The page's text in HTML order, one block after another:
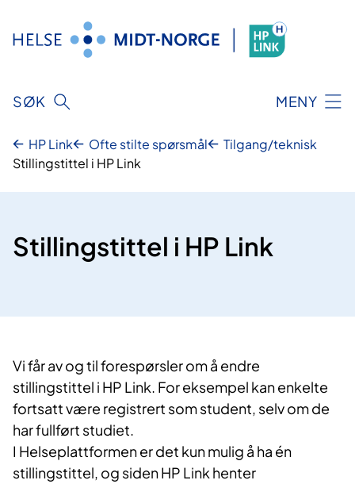
innhold
SØK MENY
HP Link Ofte stilte spørsmål
Tilgang/teknisk
Stillingstittel i HP Link
Stillingstittel i HP Link
Vi får av og til forespørsler om å endre
stillingstittel i HP Link. For eksempel kan enkelte
fortsatt være registrert som student, selv om de
har fullført studiet.
I Helseplattformen er det kun mulig å ha én
stillingstittel, og siden HP Link henter